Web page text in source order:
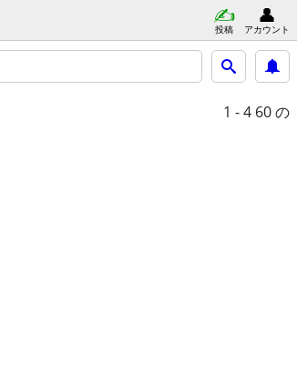
投稿 アカウント
1 - 4 60 の